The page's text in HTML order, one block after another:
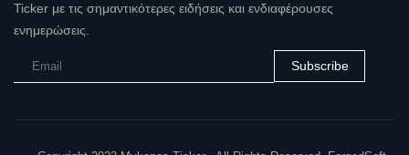
Ticker με τις σημαντικότερες ειδήσεις και ενδιαφέρουσες
ενημερώσεις.
Subscribe